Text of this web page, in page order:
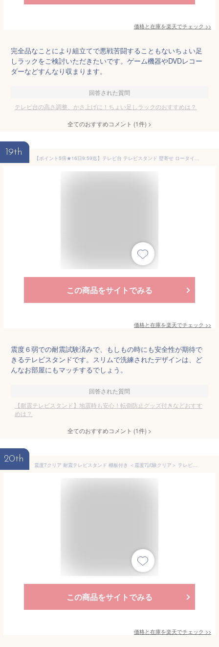
価格と在庫を楽天でチェック >>
完全品なことにより組立てで悪戦苦闘することもないちょい足
しラックをご検討いただきたいです。ゲーム機器やDVDレコー
ダーなどすんなり収まります。
回答された質問
テレビ台の高さ調整、かさ上げに！ちょい足しラックのおすすめは？
全てのおすすめコメント (1件) >
19th
【ポイント5倍★16日9:59迄】テレビ台 テレビスタンド 壁寄せ ロータイプ ハイタイプ おしゃれ tv台 tvスタンド 壁掛け 配線隠し 耐震 棚板付き 高さ調整 角度調整 アイリスオーヤマ UTS-640R *[po10]
この商品をサイトでみる
価格と在庫を楽天でチェック >>
震度６弱での耐震試験済みで、もしもの時にも安全性が期待で
きるテレビスタンドです。スリムで洗練されたデザインは、ど
んなお部屋にもマッチするでしょう。
回答された質問
【耐震テレビスタンド】地震時も安心！転倒防止グッズ付きなどおすす
めは？
全てのおすすめコメント (1件) >
20th
震度7クリア 耐震テレビスタンド 棚板付き ＜震度7試験クリア＞ テレビ台 壁寄せ ロータイプ 耐震 32〜77インチ対応 壁寄せテレビ台 TVスタンド 壁寄せテレビスタンド テレビラック 棚板セット 自立式 コーナー おしゃれ
この商品をサイトでみる
価格と在庫を楽天でチェック >>